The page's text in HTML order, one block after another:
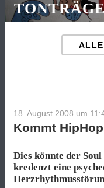
18. August 2008 um
Kommt
Dies könnte der
kredenzt eine